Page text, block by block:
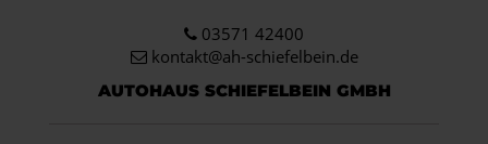
03571 42400
kontakt@ah-schiefelbein.de
AUTOHAUS SCHIEFELBEIN GMBH